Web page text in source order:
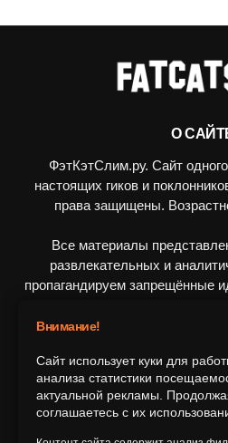
О
ФэтКэтСлим.ру. Сайт
настоящих гиков и
права защищены.
Все материалы
развлекательных и
пропагандируем запрещённые
Внимание!
Сайт использует куки для
анализа статистики
актуальной рекламы.
соглашаетесь с их